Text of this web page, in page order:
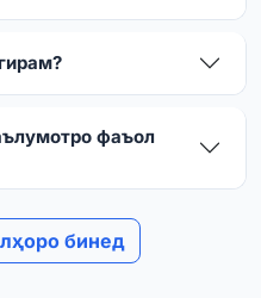
фаъол
бинед